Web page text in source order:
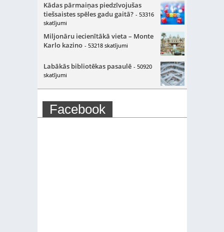
Kādas pārmaiņas piedzīvojušas
tiešsaistes spēles gadu gaitā? - 53316
skatījumi
Miljonāru iecienītākā vieta – Monte
Karlo kazino - 53218 skatījumi
Labākās bibliotēkas pasaulē - 50920
skatījumi
Facebook